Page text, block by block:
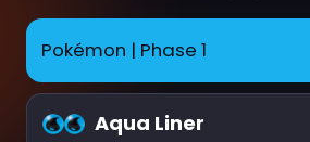
Pokémon | Phase 1
Aqua Liner